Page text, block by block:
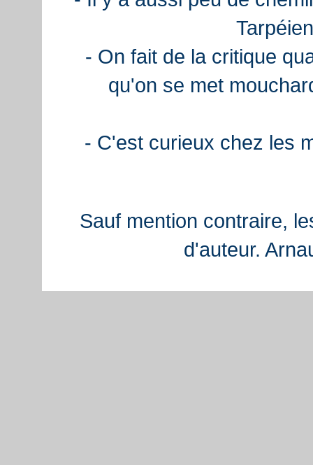
- On fait de la critique
qu'on se met
- C'est curieux chez les
Sauf mention contraire,
d'auteur.